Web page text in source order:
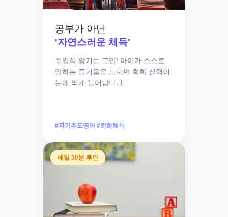
공부가 아닌
'자연스러운 체득'
주입식 암기는 그만! 아이가 스스로
말하는 즐거움을 느끼면 회화 실력이
눈에 띄게 늘어납니다.
#자기주도영어 #회화체득
매일 30분 루틴